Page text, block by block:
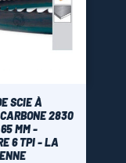
SCIE À
2830
MM -
6 TPI - LA